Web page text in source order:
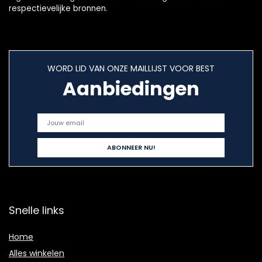
respectievelijke bronnen.
WORD LID VAN ONZE MAILLIJST VOOR BEST
Aanbiedingen
Snelle links
Home
Alles winkelen